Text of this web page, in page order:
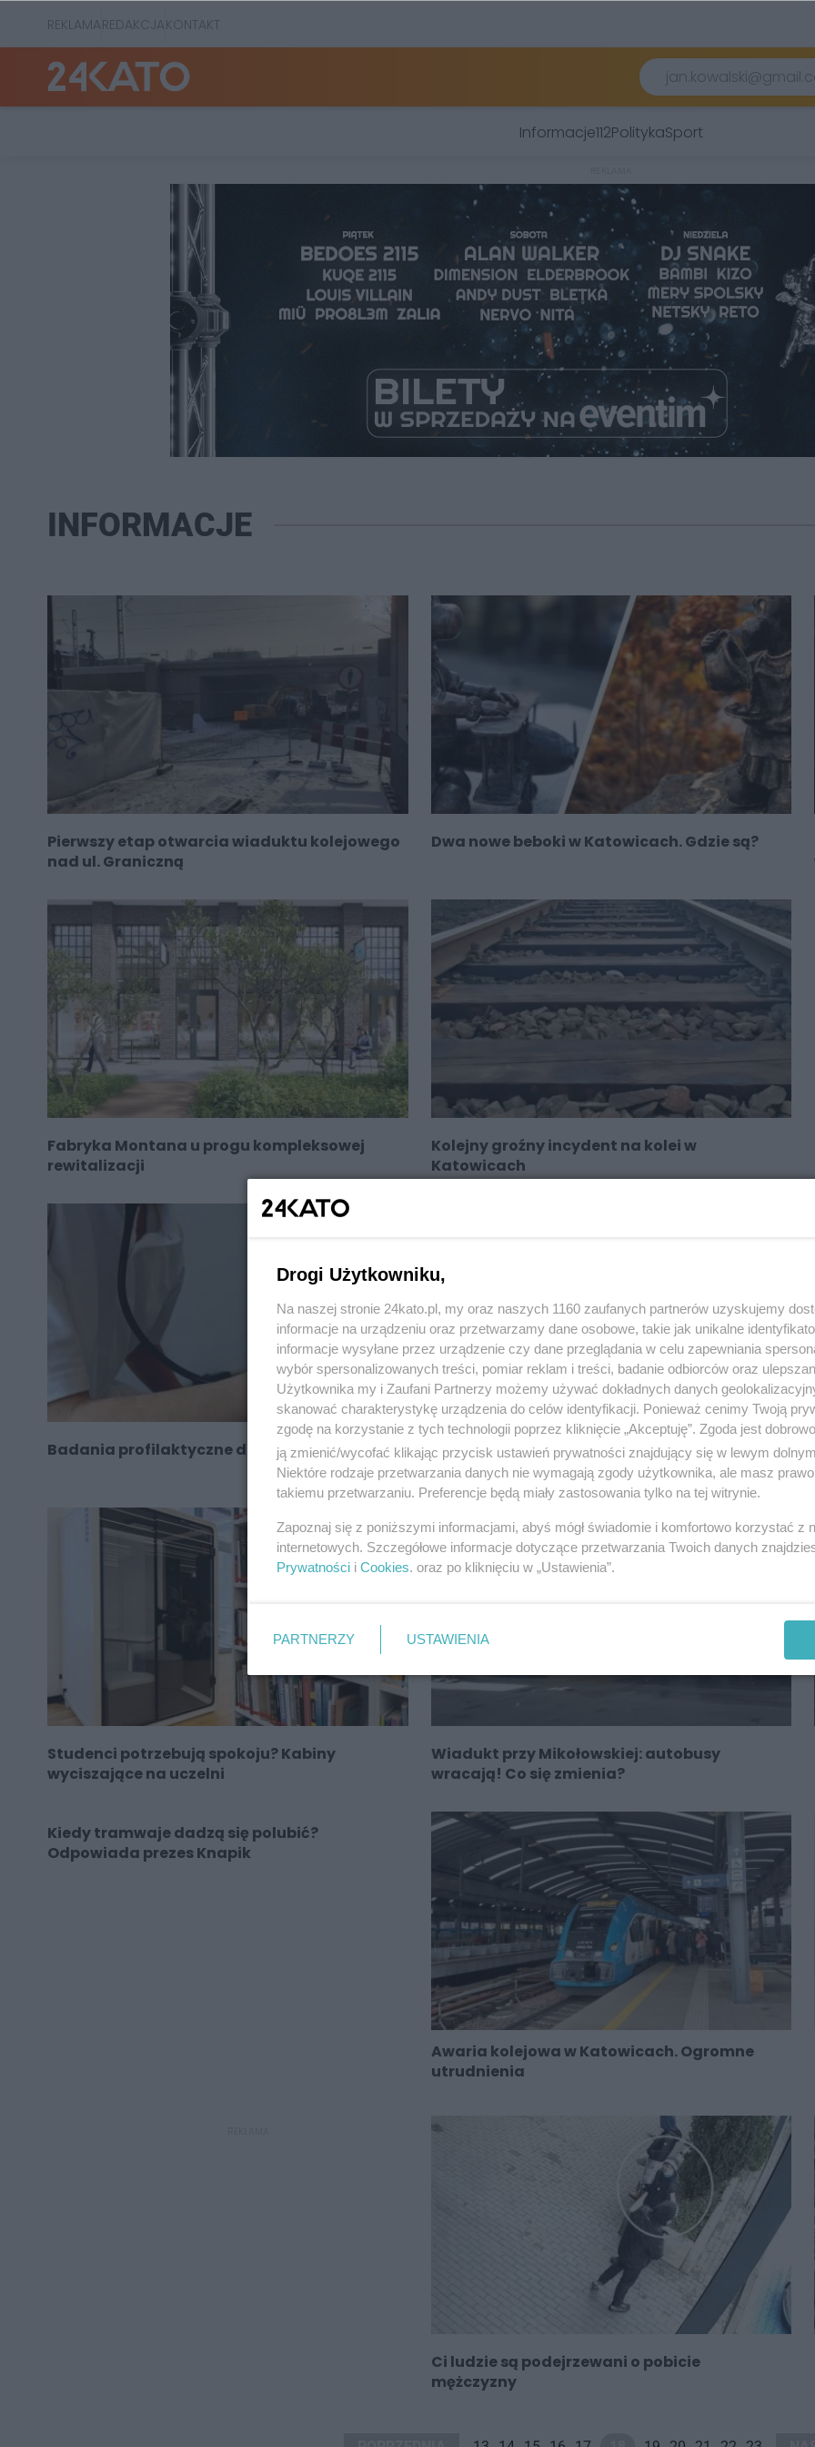
REKLAMAREDAKCJAKONTAKT
Informacje112PolitykaSport
INFORMACJE
Pierwszy etap otwarcia wiaduktu kolejowego
nad ul. Graniczną
Dwa nowe beboki w Katowicach. Gdzie są?
Fabryka Montana u progu kompleksowej
rewitalizacji
Kolejny groźny incydent na kolei w
Katowicach
Badania profilaktyczne dla dzieci i seniorów
Katowicka herstoria: cztery kobiety i cztery
ważne rocznice
Studenci potrzebują spokoju? Kabiny
wyciszające na uczelni
Wiadukt przy Mikołowskiej: autobusy
wracają! Co się zmienia?
Kiedy tramwaje dadzą się polubić?
Odpowiada prezes Knapik
Awaria kolejowa w Katowicach. Ogromne
utrudnienia
Ci ludzie są podejrzewani o pobicie
mężczyzny
Drogi Użytkowniku,
Na naszej stronie 24kato.pl, my oraz naszych 1160 zaufanych partnerów uzyskujemy
informacje na urządzeniu oraz przetwarzamy dane osobowe, takie jak unikalne
informacje wysyłane przez urządzenie czy dane przeglądania w celu zapewniania
wybór spersonalizowanych treści, pomiar reklam i treści, badanie odbiorców oraz
Użytkownika my i Zaufani Partnerzy możemy używać dokładnych danych
skanować charakterystykę urządzenia do celów identyfikacji. Ponieważ cenimy Twoją
zgodę na korzystanie z tych technologii poprzez kliknięcie „Akceptuję”. Zgoda jest
ją zmienić/wycofać klikając przycisk ustawień prywatności znajdujący się w lewym
Niektóre rodzaje przetwarzania danych nie wymagają zgody użytkownika, ale masz
takiemu przetwarzaniu. Preferencje będą miały zastosowania tylko na tej witrynie.
Zapoznaj się z poniższymi informacjami, abyś mógł świadomie i komfortowo korzystać z
internetowych. Szczegółowe informacje dotyczące przetwarzania Twoich danych
Prywatności i Cookies. oraz po kliknięciu w „Ustawienia”.
PARTNERZY USTAWIENIA